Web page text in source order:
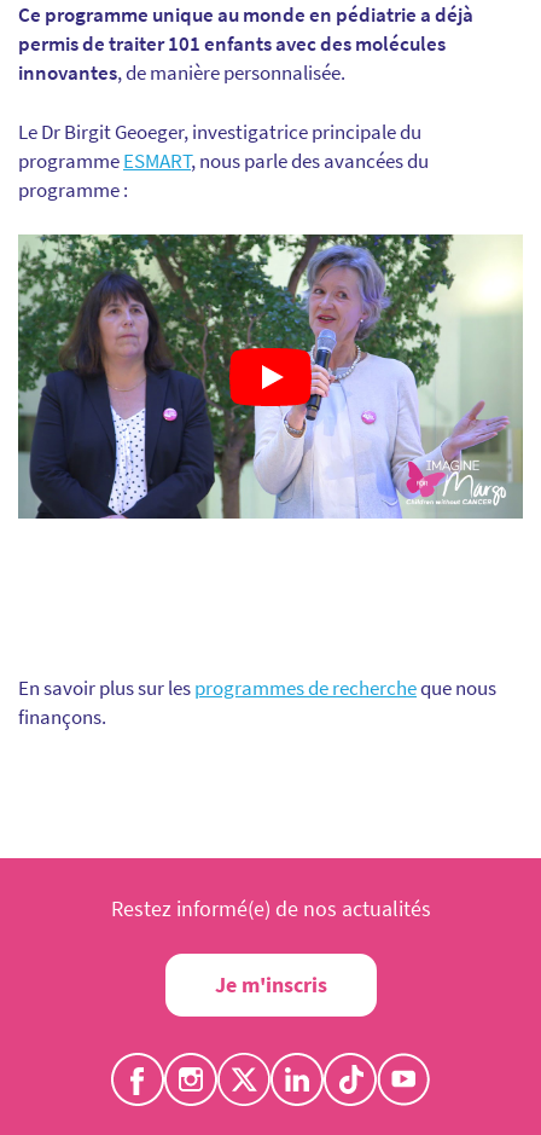
Ce programme unique au monde en pédiatrie a déjà
permis de traiter 101 enfants avec des molécules
innovantes, de manière personnalisée.
Le Dr Birgit Geoeger, investigatrice principale du
programmeESMART, nous parle des avancées du
programme :
En savoir plus sur lesprogrammes de rechercheque nous
finançons.
Restez informé(e) de nos actualités
Je m'inscris